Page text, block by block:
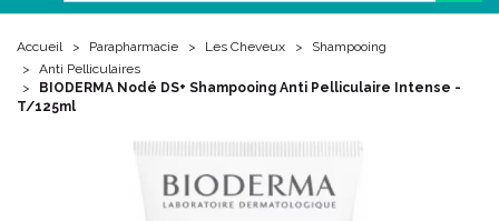
Accueil Parapharmacie Les Cheveux
Shampooing
Anti Pelliculaires
BIODERMA Nodé DS+ Shampooing Anti Pelliculaire Intense -
T/125ml